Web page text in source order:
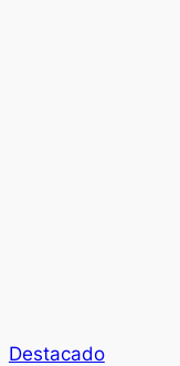
Destacado